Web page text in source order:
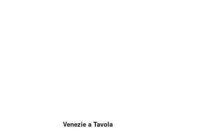
Venezie a Tavola